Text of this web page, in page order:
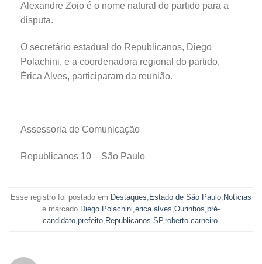
Alexandre Zoio é o nome natural do partido para a
disputa.
O secretário estadual do Republicanos, Diego
Polachini, e a coordenadora regional do partido,
Érica Alves, participaram da reunião.
Assessoria de Comunicação
Republicanos 10 – São Paulo
Esse registro foi postado em Destaques, Estado de São Paulo, Notícias
e marcado Diego Polachini,érica alves,Ourinhos,pré-
candidato,prefeito, Republicanos SP,roberto carneiro.